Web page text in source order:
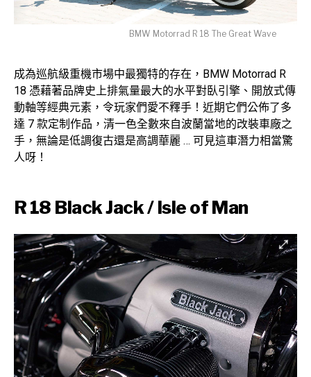
BMW Motorrad R 18 The Great Wave
成為巡航級重機市場中最獨特的存在，BMW Motorrad R
18 憑藉著品牌史上排氣量最大的水平對臥引擎、開放式傳
動軸等經典元素，令玩家們愛不釋手！近期它們公佈了多
達 7 款定制作品，清一色全數來自波蘭當地的改裝車廠之
手，無論是低調復古還是高調華麗 … 可見這車潛力相當驚
人呀！
R 18 Black Jack / Isle of Man